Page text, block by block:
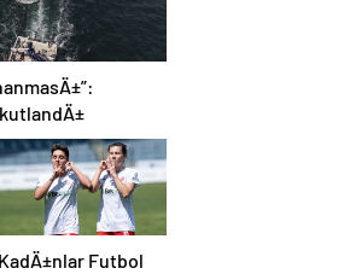
kutlandÄ±
KadÄ±nlar Futbol